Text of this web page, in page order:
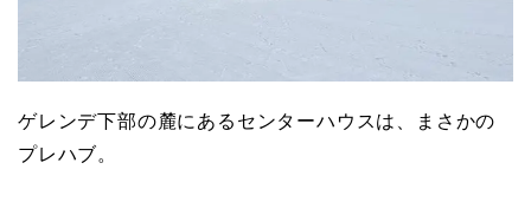
ゲレンデ下部の麓にあるセンターハウスは、まさかの
プレハブ。